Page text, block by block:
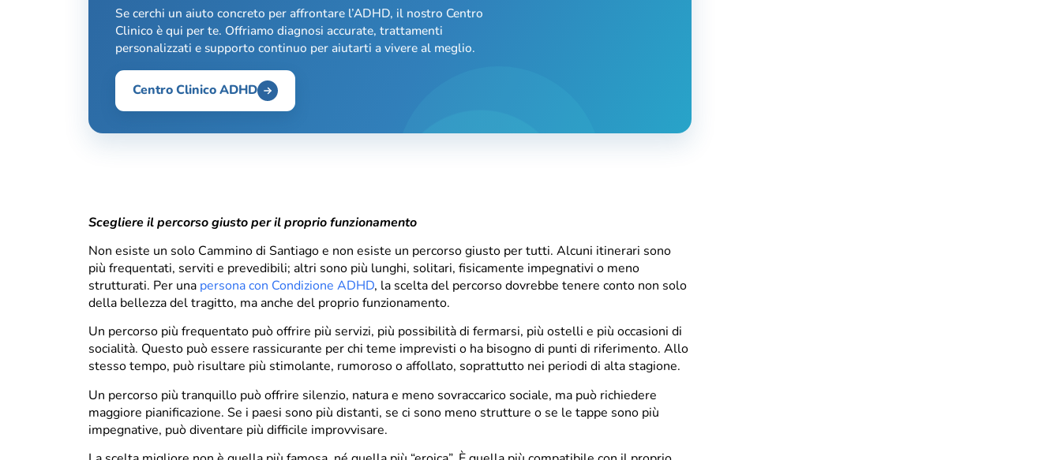
Se cerchi un aiuto concreto per affrontare l’ADHD, il nostro Centro
Clinico è qui per te. Offriamo diagnosi accurate, trattamenti
personalizzati e supporto continuo per aiutarti a vivere al meglio.
Centro Clinico ADHD
Scegliere il percorso giusto per il proprio funzionamento
Non esiste un solo Cammino di Santiago e non esiste un percorso giusto per tutti. Alcuni itinerari sono
più frequentati, serviti e prevedibili; altri sono più lunghi, solitari, fisicamente impegnativi o meno
strutturati. Per una persona con Condizione ADHD, la scelta del percorso dovrebbe tenere conto non solo
della bellezza del tragitto, ma anche del proprio funzionamento.
Un percorso più frequentato può offrire più servizi, più possibilità di fermarsi, più ostelli e più occasioni di
socialità. Questo può essere rassicurante per chi teme imprevisti o ha bisogno di punti di riferimento. Allo
stesso tempo, può risultare più stimolante, rumoroso o affollato, soprattutto nei periodi di alta stagione.
Un percorso più tranquillo può offrire silenzio, natura e meno sovraccarico sociale, ma può richiedere
maggiore pianificazione. Se i paesi sono più distanti, se ci sono meno strutture o se le tappe sono più
impegnative, può diventare più difficile improvvisare.